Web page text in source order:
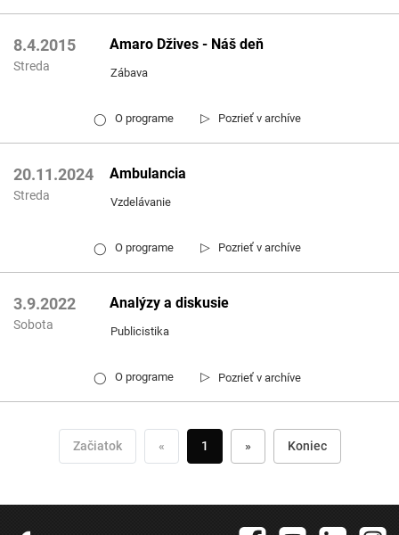
▷ Pozrieť v archíve
Amaro Džives - Náš deň
Zábava
Streda
8.4.2015
◯ O programe
▷ Pozrieť v archíve
Ambulancia
Vzdelávanie
Streda
20.11.2024
◯ O programe
▷ Pozrieť v archíve
Analýzy a diskusie
Publicistika
Sobota
3.9.2022
◯ O programe
Začiatok « 1 » Koniec